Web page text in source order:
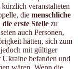
veranstalteten
die menschliche
erste Stelle zu
auch Personen,
hätten, sich zum
mit gültiger
befanden und
wären. Wenn die